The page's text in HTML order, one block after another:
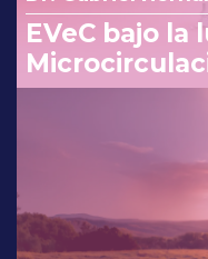
EVeC bajo la
costo